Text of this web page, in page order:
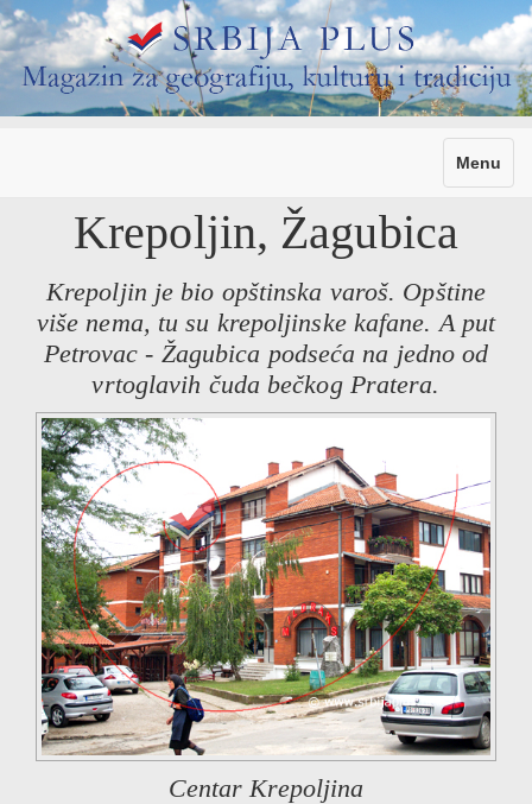
Toggle
Menu
Krepoljin, Žagubica
Krepoljin je bio opštinska varoš. Opštine
više nema, tu su krepoljinske kafane. A put
Petrovac - Žagubica podseća na jedno od
vrtoglavih čuda bečkog Pratera.
Centar Krepoljina